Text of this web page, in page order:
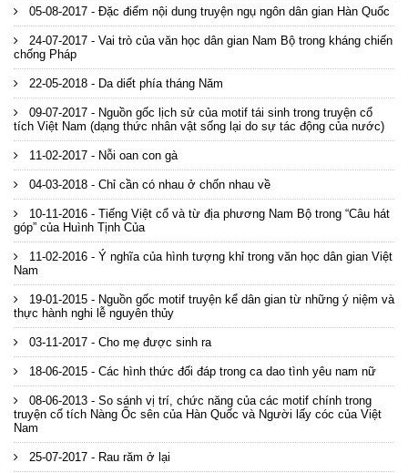
05-08-2017 - Đặc điểm nội dung truyện ngụ ngôn dân gian Hàn Quốc
24-07-2017 - Vai trò của văn học dân gian Nam Bộ trong kháng chiến
chống Pháp
22-05-2018 - Da diết phía tháng Năm
09-07-2017 - Nguồn gốc lịch sử của motif tái sinh trong truyện cổ
tích Việt Nam (dạng thức nhân vật sống lại do sự tác động của nước)
11-02-2017 - Nỗi oan con gà
04-03-2018 - Chỉ cần có nhau ở chốn nhau về
10-11-2016 - Tiếng Việt cổ và từ địa phương Nam Bộ trong “Câu hát
góp” của Huình Tịnh Của
11-02-2016 - Ý nghĩa của hình tượng khỉ trong văn học dân gian Việt
Nam
19-01-2015 - Nguồn gốc motif truyện kể dân gian từ những ý niệm và
thực hành nghi lễ nguyên thủy
03-11-2017 - Cho mẹ được sinh ra
18-06-2015 - Các hình thức đối đáp trong ca dao tình yêu nam nữ
08-06-2013 - So sánh vị trí, chức năng của các motif chính trong
truyện cổ tích Nàng Ốc sên của Hàn Quốc và Người lấy cóc của Việt
Nam
25-07-2017 - Rau răm ở lại